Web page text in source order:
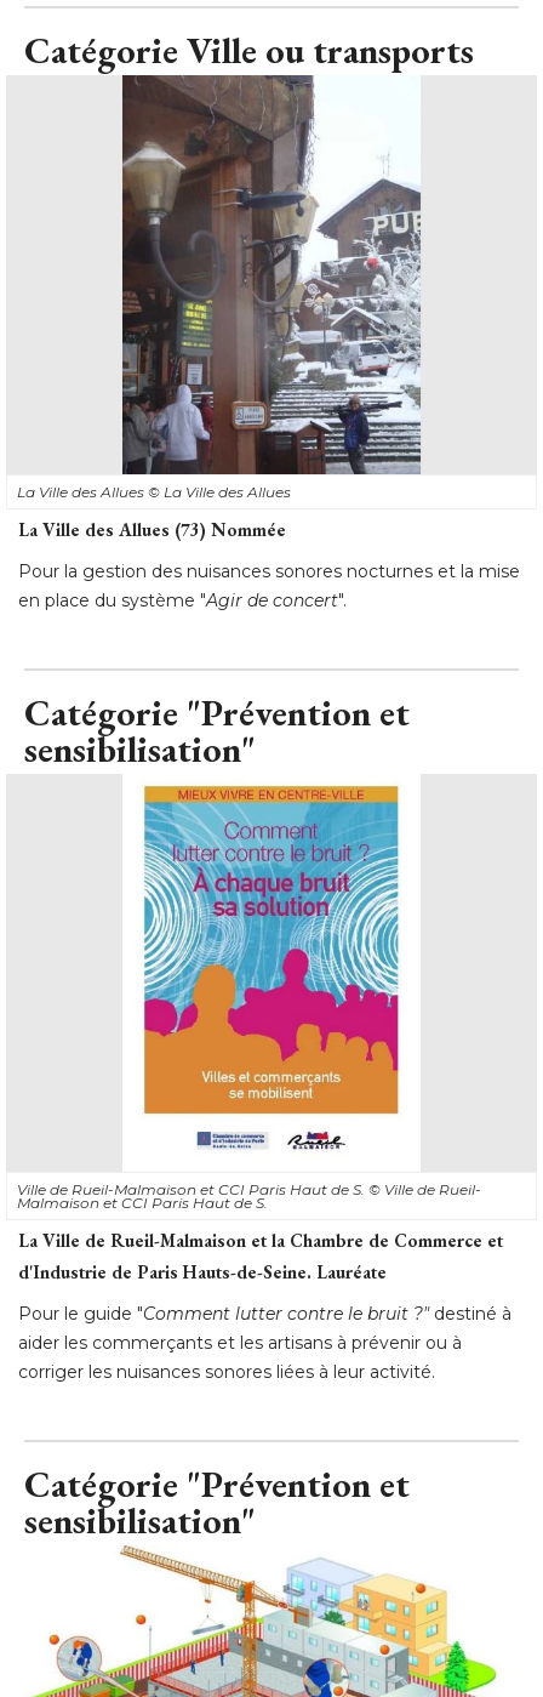
Catégorie Ville ou transports
La Ville des Allues © La Ville des Allues
La Ville des Allues (73) Nommée
Pour la gestion des nuisances sonores nocturnes et la mise
en place du système "Agir de concert".
Catégorie "Prévention et
sensibilisation"
Ville de Rueil-Malmaison et CCI Paris Haut de S. © Ville de Rueil-
Malmaison et CCI Paris Haut de S.
La Ville de Rueil-Malmaison et la Chambre de Commerce et
d'Industrie de Paris Hauts-de-Seine. Lauréate
Pour le guide "Comment lutter contre le bruit ?" destiné à
aider les commerçants et les artisans à prévenir ou à
corriger les nuisances sonores liées à leur activité.
Catégorie "Prévention et
sensibilisation"